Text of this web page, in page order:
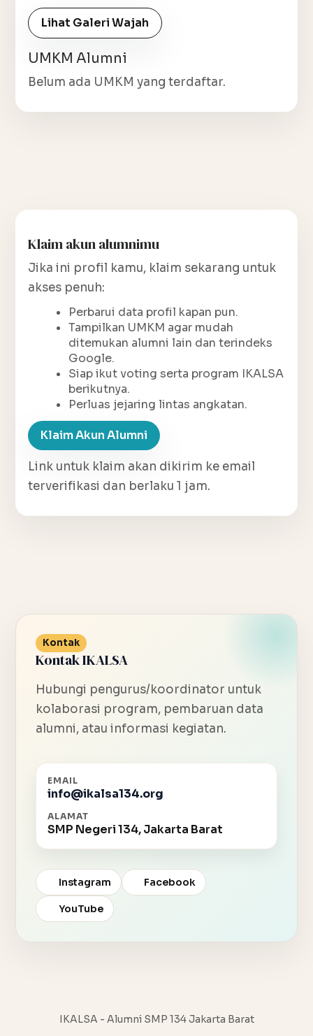
Lihat Galeri Wajah
UMKM Alumni
Belum ada UMKM yang terdaftar.
Klaim akun alumnimu
Jika ini profil kamu, klaim sekarang untuk
akses penuh:
Perbarui data profil kapan pun.
Tampilkan UMKM agar mudah
ditemukan alumni lain dan terindeks
Google.
Siap ikut voting serta program IKALSA
berikutnya.
Perluas jejaring lintas angkatan.
Klaim Akun Alumni
Link untuk klaim akan dikirim ke email
terverifikasi dan berlaku 1 jam.
Kontak
Kontak IKALSA
Hubungi pengurus/koordinator untuk
kolaborasi program, pembaruan data
alumni, atau informasi kegiatan.
EMAIL
info@ikalsa134.org
ALAMAT
SMP Negeri 134, Jakarta Barat
Instagram Facebook
YouTube
IKALSA - Alumni SMP 134 Jakarta Barat